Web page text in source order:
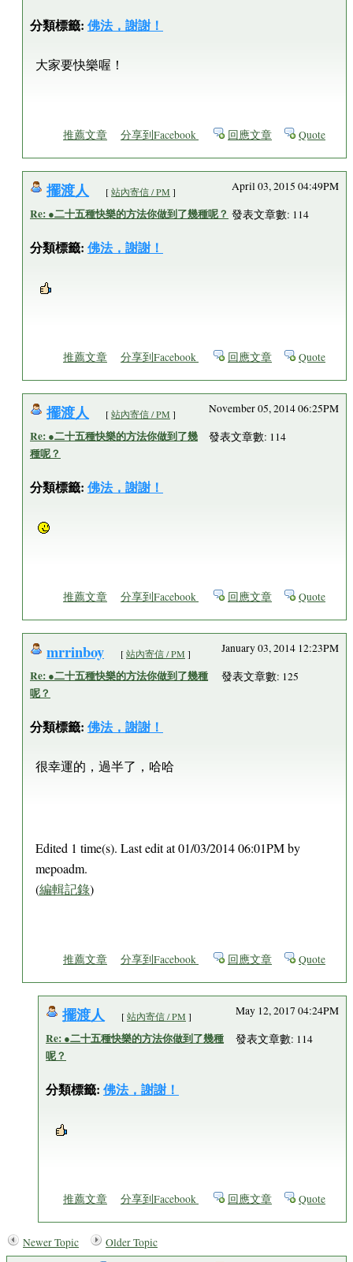
分類標籤: 佛法，謝謝！
大家要快樂喔！
推薦文章 分享到Facebook 回應文章 Quote
擺渡人 [站內寄信 / PM ]
Re: ●二十五種快樂的方法你做到了幾種呢？
分類標籤: 佛法，謝謝！
April 03, 2015 04:49PM
發表文章數: 114
推薦文章 分享到Facebook 回應文章 Quote
擺渡人 [站內寄信 / PM ]
Re: ●二十五種快樂的方法你做到了幾
種呢？
分類標籤: 佛法，謝謝！
November 05, 2014 06:25PM
發表文章數: 114
推薦文章 分享到Facebook 回應文章 Quote
mrrinboy [站內寄信 / PM ]
Re: ●二十五種快樂的方法你做到了幾種
呢？
分類標籤: 佛法，謝謝！
January 03, 2014 12:23PM
發表文章數: 125
很幸運的，過半了，哈哈
Edited 1 time(s). Last edit at 01/03/2014 06:01PM by
mepoadm.
(編輯記錄)
推薦文章 分享到Facebook 回應文章 Quote
擺渡人 [站內寄信 / PM ]
Re: ●二十五種快樂的方法你做到了幾種
呢？
分類標籤: 佛法，謝謝！
May 12, 2017 04:24PM
發表文章數: 114
推薦文章 分享到Facebook 回應文章 Quote
Newer Topic
Older Topic